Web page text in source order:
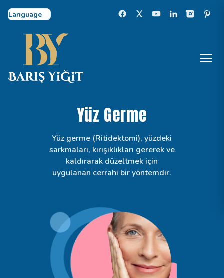
Select Language
Yüz Germe
Yüz germe (Ritidektomi), yüzdeki
sarkmaları, kırışıklıkları gererek ve
kaldırarak düzeltmek için
uygulanan cerrahi bir yöntemdir.